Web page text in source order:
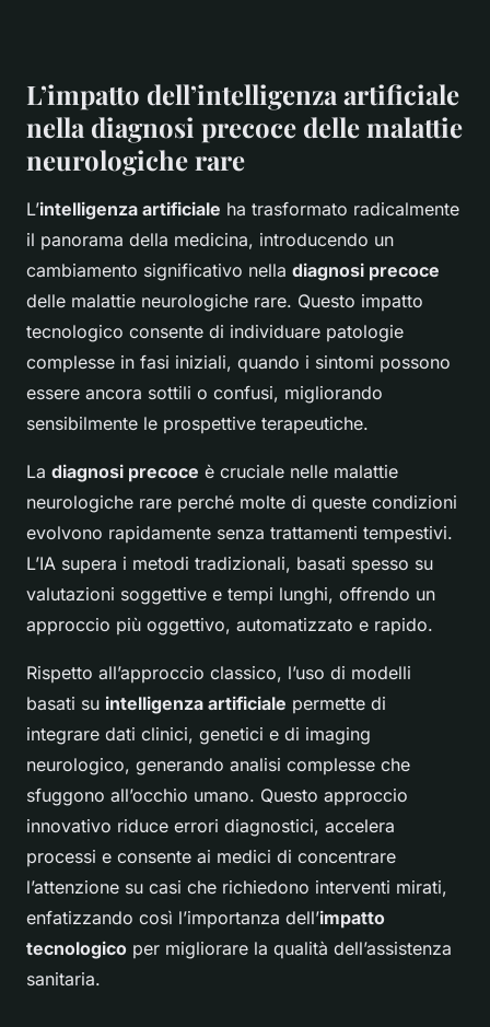
L’impatto dell’intelligenza artificiale
nella diagnosi precoce delle malattie
neurologiche rare
L’intelligenza artificiale ha trasformato radicalmente
il panorama della medicina, introducendo un
cambiamento significativo nella diagnosi precoce
delle malattie neurologiche rare. Questo impatto
tecnologico consente di individuare patologie
complesse in fasi iniziali, quando i sintomi possono
essere ancora sottili o confusi, migliorando
sensibilmente le prospettive terapeutiche.
La diagnosi precoce è cruciale nelle malattie
neurologiche rare perché molte di queste condizioni
evolvono rapidamente senza trattamenti tempestivi.
L’IA supera i metodi tradizionali, basati spesso su
valutazioni soggettive e tempi lunghi, offrendo un
approccio più oggettivo, automatizzato e rapido.
Rispetto all’approccio classico, l’uso di modelli
basati su intelligenza artificiale permette di
integrare dati clinici, genetici e di imaging
neurologico, generando analisi complesse che
sfuggono all’occhio umano. Questo approccio
innovativo riduce errori diagnostici, accelera
processi e consente ai medici di concentrare
l’attenzione su casi che richiedono interventi mirati,
enfatizzando così l’importanza dell’impatto
tecnologico per migliorare la qualità dell’assistenza
sanitaria.